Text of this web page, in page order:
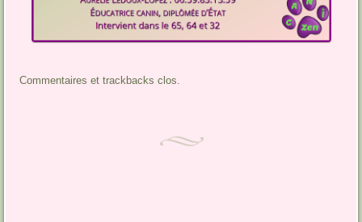
Commentaires et trackbacks clos.